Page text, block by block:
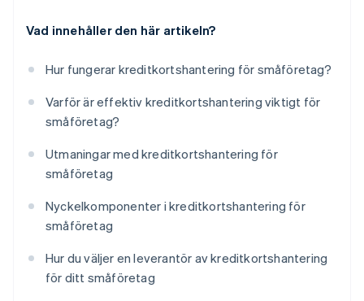
Vad innehåller den här artikeln?
Hur fungerar kreditkortshantering för småföretag?
Varför är effektiv kreditkortshantering viktigt för
småföretag?
Utmaningar med kreditkortshantering för
småföretag
Nyckelkomponenter i kreditkortshantering för
småföretag
Hur du väljer en leverantör av kreditkortshantering
för ditt småföretag